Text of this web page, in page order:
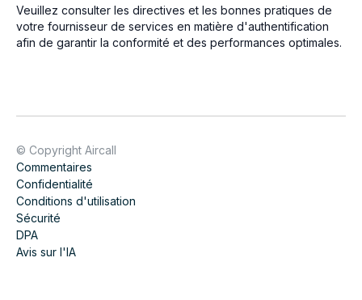
Veuillez consulter les directives et les bonnes pratiques de
votre fournisseur de services en matière d'authentification
afin de garantir la conformité et des performances optimales.
© Copyright Aircall
Commentaires
Confidentialité
Conditions d'utilisation
Sécurité
DPA
Avis sur l'IA